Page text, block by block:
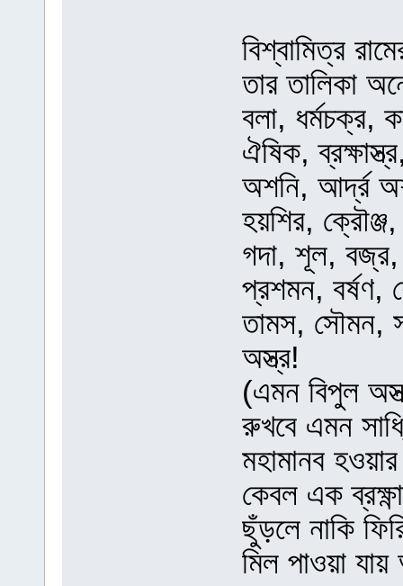
বিশ্বামিত্র
তার তালিকা
বলা, ধর্মচক্র,
ঐষিক,
অশনি, আর্দ্র
হয়শির,
গদা, শূল, বজ্র,
প্রশমন, বর্ষণ,
তামস, সৌমন,
অস্ত্র!
(এমন বিপুল
রুখবে এমন
মহামানব
কেবল এক
ছুঁড়লে নাকি
মিল পাওয়া